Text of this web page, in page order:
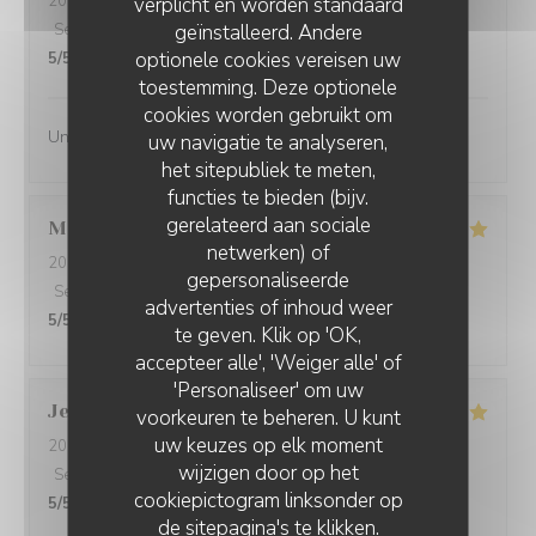
geïnstalleerd. Andere
optionele cookies vereisen uw
toestemming. Deze optionele
cookies worden gebruikt om
uw navigatie te analyseren,
het sitepubliek te meten,
functies te bieden (bijv.
gerelateerd aan sociale
netwerken) of
gepersonaliseerde
advertenties of inhoud weer
te geven. Klik op 'OK,
accepteer alle', 'Weiger alle' of
'Personaliseer' om uw
voorkeuren te beheren. U kunt
uw keuzes op elk moment
wijzigen door op het
cookiepictogram linksonder op
de sitepagina's te klikken.
Service
Atmosfeer:5/5 Keuken: 5/5 Kwaliteit / Prijs
5/5
Un vrai régal du début à la fin !!!
Marie-Laure G
2024-08-31
- 12:00 - Gasten 4
Service
Atmosfeer: 5/5 Keuken:5/5
5/5
Jean-Mary Q
2024-08-29
- 20:00 - Gasten 2
Service
Atmosfeer:5/5 Keuken:5 /5 Kwaliteit / Prijs
5/5
AUBERGE DE LA FEUILLE D'ERABLE